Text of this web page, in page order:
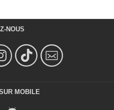
NOUS
MOBILE